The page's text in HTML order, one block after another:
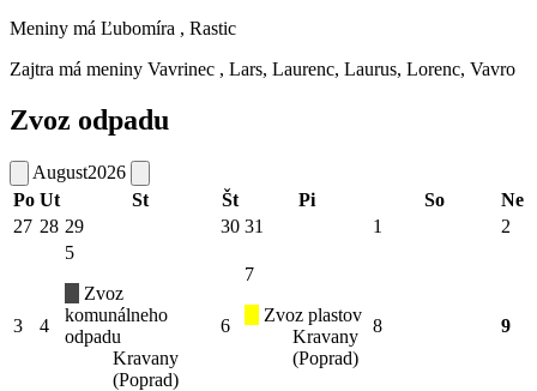
Meniny má Ľubomíra , Rastic
Zajtra má meniny Vavrinec , Lars, Laurenc, Laurus, Lorenc, Vavro
Zvoz odpadu
August2026
Po Ut St Št Pi So
Ne
27 28 29 30 31 1 2
3 4
5
Zvoz
komunálneho
odpadu
Kravany
(Poprad)
6
7
Zvoz plastov
Kravany
(Poprad)
8 9